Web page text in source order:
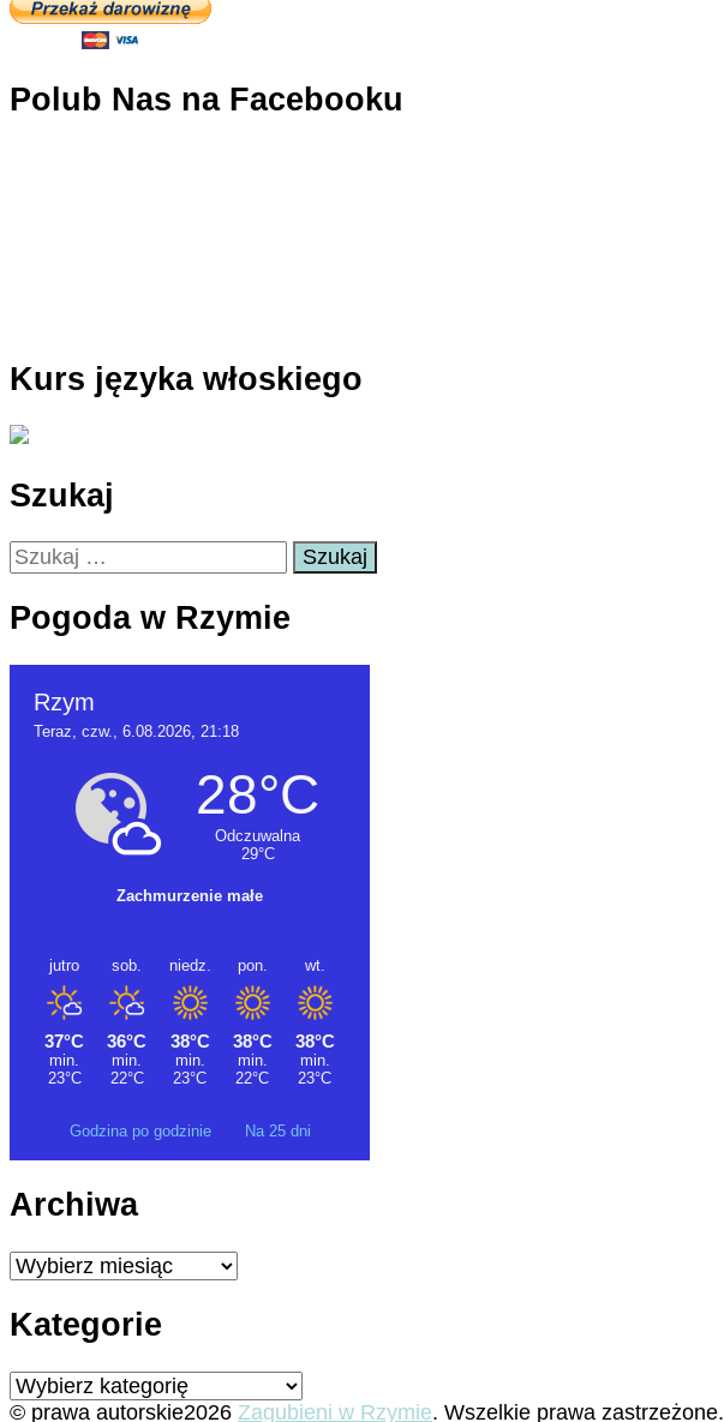
Polub Nas na Facebooku
Kurs języka włoskiego
Szukaj
Szukaj:
Pogoda w Rzymie
Godzina po godzinie Na 25 dni
Archiwa
Archiwa
Kategorie
Kategorie
© prawa autorskie2026 Zagubieni w Rzymie. Wszelkie prawa zastrzeżone.